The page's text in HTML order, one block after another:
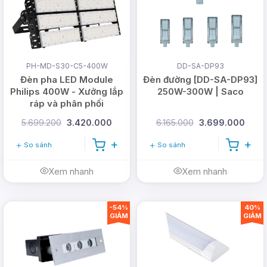
Sản phẩm nguồn gốc xuất xứ rõ ràng
Bảo hành 2 - 3 năm, đổi trả trong 12 tháng đầu
Luôn được kiểm tra chất lượng trước khi bàn
giao
Công ty nhập khẩu trực tiếp tại nhà máy
CÔNG TY TNHH DMT SOLAR VIỆT NAM
Phường Thới An, TP Hồ Chí Minh (Xem bản
Trụ sở: 26/1B Ấp Nam Lân, Xã Bà Điểm,
TP Hồ Chí Minh
Hotline: 0978.126.123
- CSKH/Bảo hành:
PH-MD-S30-C5-400W
Đèn pha LED Module
Philips 400W - Xưởng lắp
ráp và phân phối
5.699.200 3.420.000
So sánh
Xem nhanh
DD-SA-DP93
Đèn đường [DD-SA-DP93]
250W-300W | Saco
6.165.000 3.699.000
So sánh
Xem nhanh
-54%
GIẢM
40%
GIẢM